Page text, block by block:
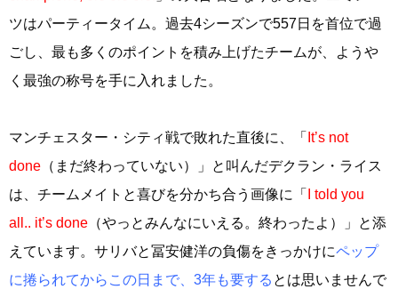
ツはパーティータイム。過去4シーズンで557日を首位で過
ごし、最も多くのポイントを積み上げたチームが、ようや
く最強の称号を手に入れました。
マンチェスター・シティ戦で敗れた直後に、「 It’s not
done （まだ終わっていない）」と叫んだデクラン・ライス
は、チームメイトと喜びを分かち合う画像に「
I told you
all.. it’s done （やっとみんなにいえる。終わったよ）」と添
えています。サリバと冨安健洋の負傷をきっかけにペップ
に捲られてからこの日まで、3年も要する とは思いませんで